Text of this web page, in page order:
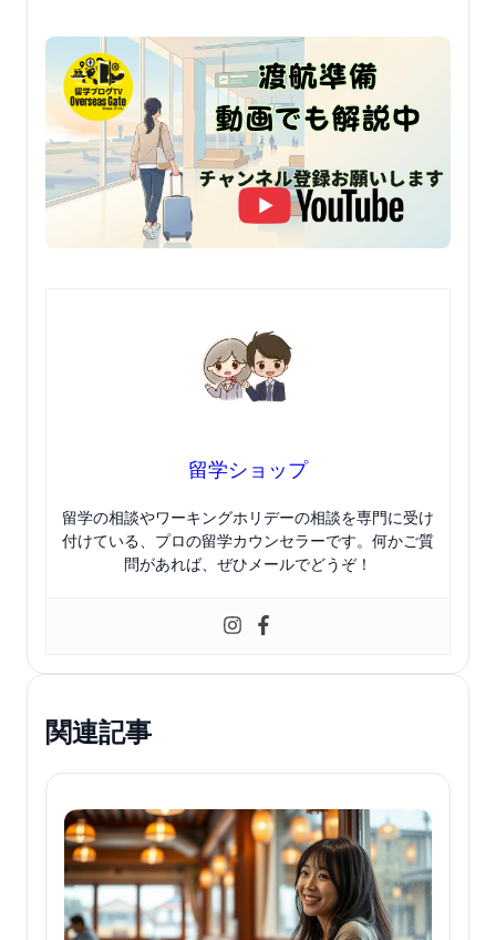
留学ショップ
留学の相談やワーキングホリデーの相談を専門に受け
付けている、プロの留学カウンセラーです。何かご質
問があれば、ぜひメールでどうぞ！
関連記事